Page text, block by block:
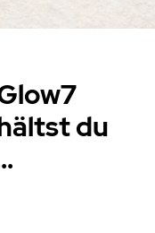
du